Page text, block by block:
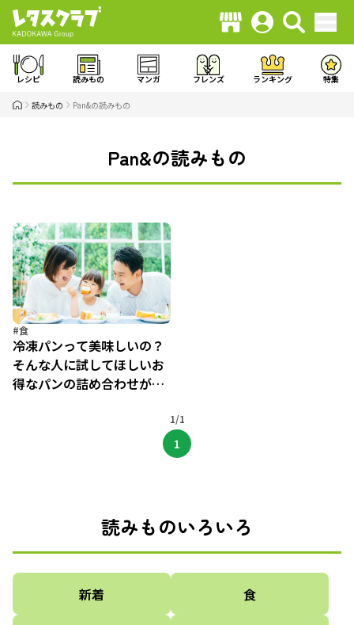
レシピ 読みもの マンガ フレンズ ランキング 特集
読みもの Pan&の読みもの
Pan&の読みもの
#食
冷凍パンって美味しいの？
そんな人に試してほしいお
得なパンの詰め合わせが登
1/1
1
読みものいろいろ
新着 食